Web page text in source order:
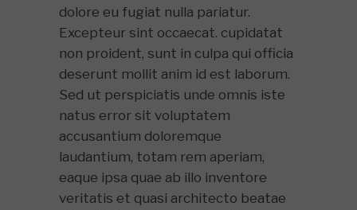
dolore eu fugiat nulla pariatur.
Excepteur sint occaecat. cupidatat
non proident, sunt in culpa qui officia
deserunt mollit anim id est laborum.
Sed ut perspiciatis unde omnis iste
natus error sit voluptatem
accusantium doloremque
laudantium, totam rem aperiam,
eaque ipsa quae ab illo inventore
veritatis et quasi architecto beatae